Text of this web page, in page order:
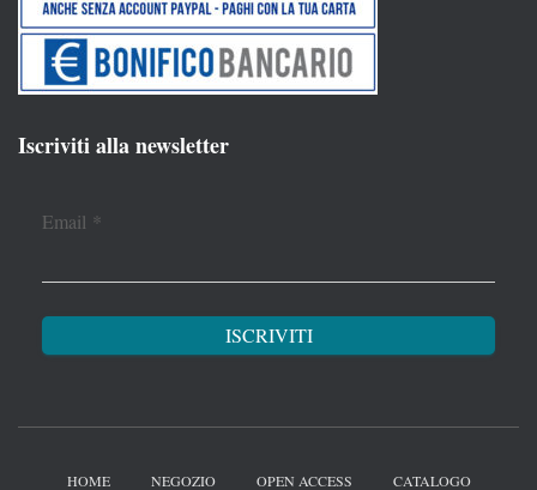
Iscriviti alla newsletter
Email *
HOME NEGOZIO OPEN ACCESS CATALOGO